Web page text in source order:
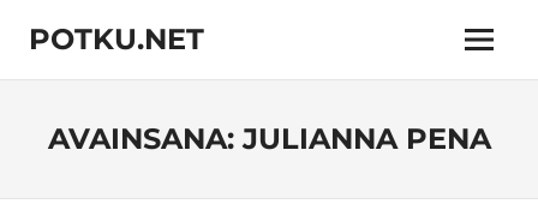
content
POTKU.NET
kamppailulajien
Menu
AVAINSANA:JULIANNA PENA